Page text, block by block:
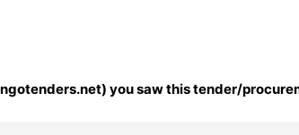
you saw this tender/